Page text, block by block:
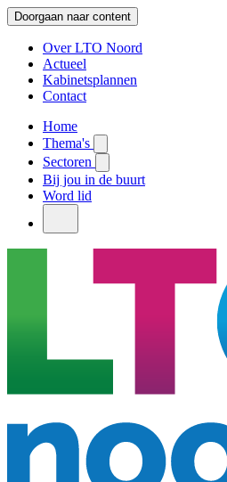
Doorgaan naar content
Over LTO Noord
Actueel
Kabinetsplannen
Contact
Home
Thema's
Sectoren
Bij jou in de buurt
Word lid